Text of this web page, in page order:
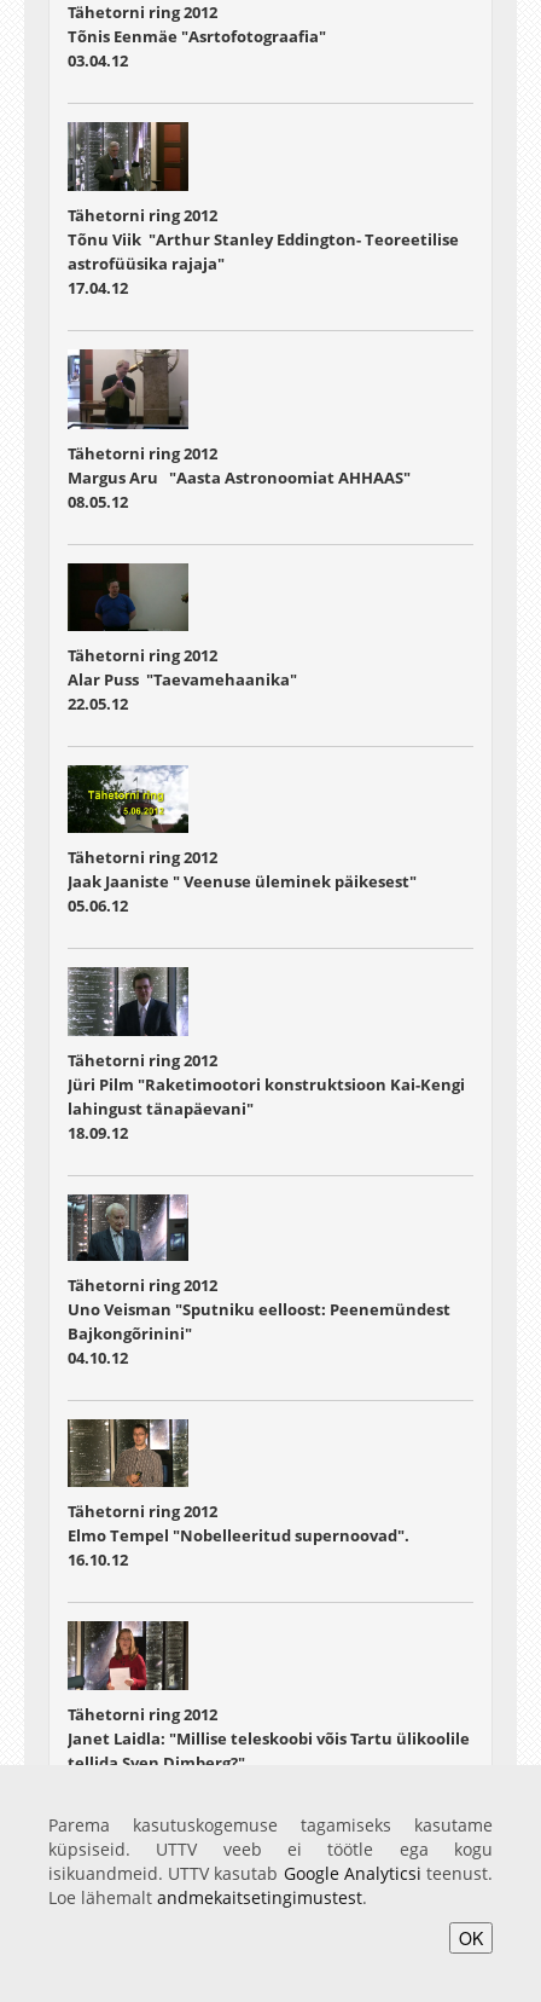
Tähetorni ring 2012
Tõnis Eenmäe "Asrtofotograafia"
03.04.12
Tähetorni ring 2012
Tõnu Viik "Arthur Stanley Eddington- Teoreetilise
astrofüüsika rajaja"
17.04.12
Tähetorni ring 2012
Margus Aru "Aasta Astronoomiat AHHAAS"
08.05.12
Tähetorni ring 2012
Alar Puss "Taevamehaanika"
22.05.12
Tähetorni ring 2012
Jaak Jaaniste " Veenuse üleminek päikesest"
05.06.12
Tähetorni ring 2012
Jüri Pilm "Raketimootori konstruktsioon Kai-Kengi
lahingust tänapäevani"
18.09.12
Tähetorni ring 2012
Uno Veisman "Sputniku eelloost: Peenemündest
Bajkongõrinini"
04.10.12
Tähetorni ring 2012
Elmo Tempel "Nobelleeritud supernoovad".
16.10.12
Tähetorni ring 2012
Janet Laidla: "Millise teleskoobi võis Tartu ülikoolile
tellida Sven Dimberg?"
Parema kasutuskogemuse tagamiseks kasutame
küpsiseid. UTTV veeb ei töötle ega kogu
isikuandmeid. UTTV kasutab Google Analyticsi teenust.
Loe lähemalt andmekaitsetingimustest.
OK